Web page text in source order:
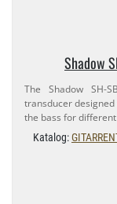
Shadow
The Shadow SH-​
transducer
the bass for
Katalog: